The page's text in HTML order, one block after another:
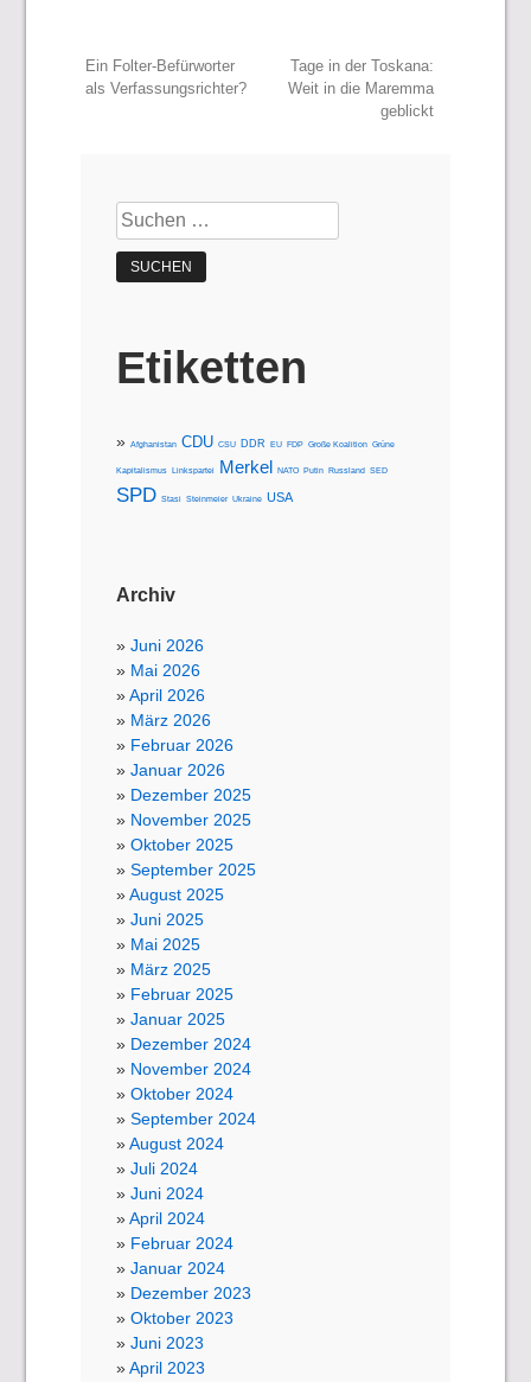
Beitragsnavigation
Ein Folter-Befürworter
als Verfassungsrichter?
Tage in der Toskana:
Weit in die Maremma
geblickt
Suchen
nach:
Etiketten
Afghanistan CDU CSU DDR EU FDP Große Koalition Grüne
Kapitalismus Linkspartei Merkel NATO Putin Russland SED
SPD Stasi Steinmeier Ukraine USA
Archiv
Juni 2026
Mai 2026
April 2026
März 2026
Februar 2026
Januar 2026
Dezember 2025
November 2025
Oktober 2025
September 2025
August 2025
Juni 2025
Mai 2025
März 2025
Februar 2025
Januar 2025
Dezember 2024
November 2024
Oktober 2024
September 2024
August 2024
Juli 2024
Juni 2024
April 2024
Februar 2024
Januar 2024
Dezember 2023
Oktober 2023
Juni 2023
April 2023